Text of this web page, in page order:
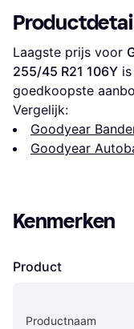
Laagste prijs voor
255/45 R21 106Y is
goedkoopste
Vergelijk:
Goodyear
Goodyear
Kenmerken
Product
Productnaam